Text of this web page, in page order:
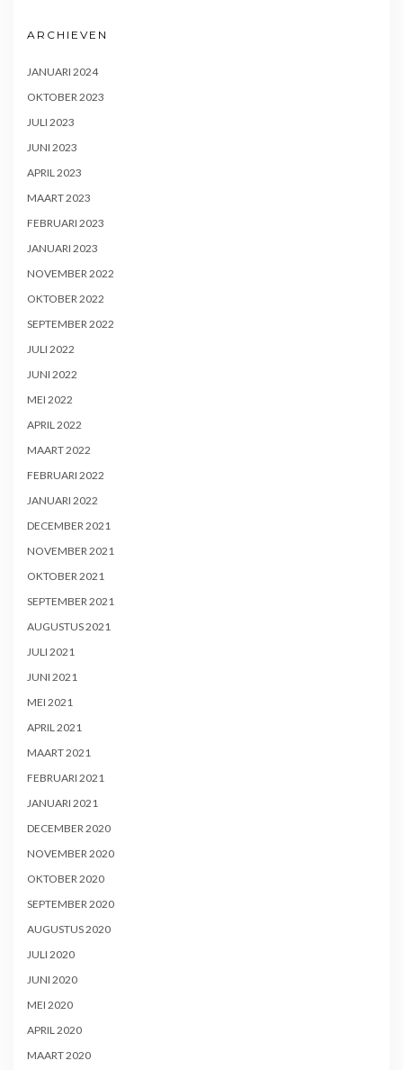
ARCHIEVEN
JANUARI 2024
OKTOBER 2023
JULI 2023
JUNI 2023
APRIL 2023
MAART 2023
FEBRUARI 2023
JANUARI 2023
NOVEMBER 2022
OKTOBER 2022
SEPTEMBER 2022
JULI 2022
JUNI 2022
MEI 2022
APRIL 2022
MAART 2022
FEBRUARI 2022
JANUARI 2022
DECEMBER 2021
NOVEMBER 2021
OKTOBER 2021
SEPTEMBER 2021
AUGUSTUS 2021
JULI 2021
JUNI 2021
MEI 2021
APRIL 2021
MAART 2021
FEBRUARI 2021
JANUARI 2021
DECEMBER 2020
NOVEMBER 2020
OKTOBER 2020
SEPTEMBER 2020
AUGUSTUS 2020
JULI 2020
JUNI 2020
MEI 2020
APRIL 2020
MAART 2020